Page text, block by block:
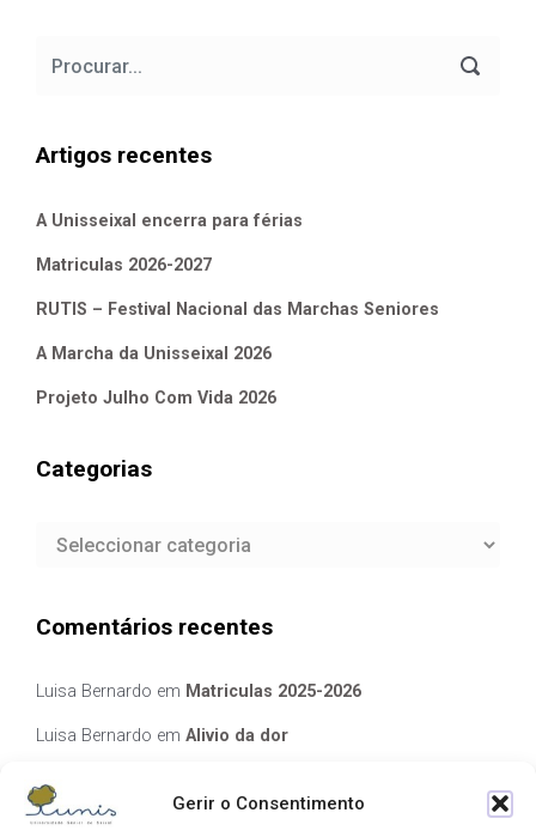
Gerir o Consentimento
Artigos recentes
A Unisseixal encerra para férias
Matriculas 2026-2027
RUTIS – Festival Nacional das Marchas Seniores
A Marcha da Unisseixal 2026
Projeto Julho Com Vida 2026
Categorias
Categorias
Comentários recentes
Luisa Bernardo em Matriculas 2025-2026
Luisa Bernardo em Alivio da dor
Manuela Silva
elisabete Garcia Fernandes Serra